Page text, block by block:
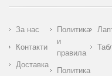
За нас
Контакти
Доставка
Политика
и
правила
Политика